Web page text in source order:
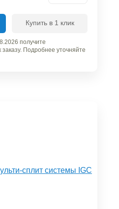
Купить в 1 клик
получите
заказу. Подробнее уточняйте